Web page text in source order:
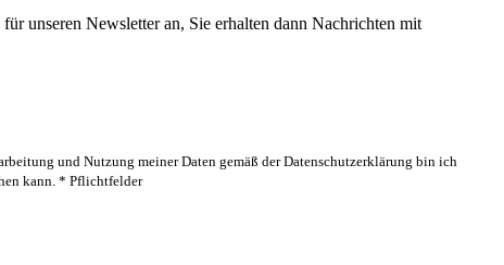
unseren Newsletter an, Sie erhalten dann Nachrichten mit
und Nutzung meiner Daten gemäß der Datenschutzerklärung bin ich
kann. * Pflichtfelder